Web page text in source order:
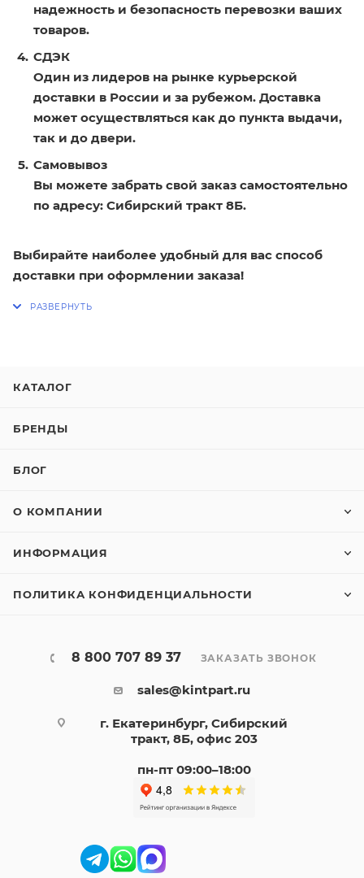
надежность и безопасность перевозки ваших
товаров.
СДЭК
Один из лидеров на рынке курьерской
доставки в России и за рубежом. Доставка
может осуществляться как до пункта выдачи,
так и до двери.
Самовывоз
Вы можете забрать свой заказ самостоятельно
по адресу: Сибирский тракт 8Б.
Выбирайте наиболее удобный для вас способ
доставки при оформлении заказа!
КАТАЛОГ
БРЕНДЫ
БЛОГ
О КОМПАНИИ
ИНФОРМАЦИЯ
ПОЛИТИКА КОНФИДЕНЦИАЛЬНОСТИ
8 800 707 89 37 ЗАКАЗАТЬ ЗВОНОК
sales@kintpart.ru
г. Екатеринбург, Сибирский
тракт, 8Б, офис 203
пн-пт 09:00–18:00